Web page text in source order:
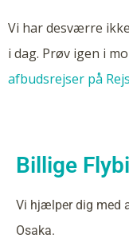
Vi har desværre
i dag. Prøv igen i
afbudsrejser på
Billige
Vi hjælper dig med
Osaka.